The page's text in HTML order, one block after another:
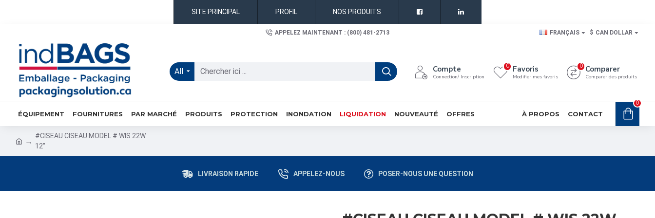
SITE PRINCIPAL PROFIL NOS PRODUITS
APPELEZ MAINTENANT : (800) 481-2713 FRANÇAIS $ CAN DOLLAR
All Compte
Connection/ Inscription
Favoris
Modifier mes favoris
0 Comparer
Comparer des produits
0
ÉQUIPEMENT FOURNITURES PAR MARCHÉ PRODUITS PROTECTION INONDATION LIQUIDATION NOUVEAUTÉ OFFRES À PROPOS CONTACT
0
#CISEAU CISEAU MODEL # WIS 22W
12"
LIVRAISON RAPIDE APPELEZ-NOUS POSER-NOUS UNE QUESTION